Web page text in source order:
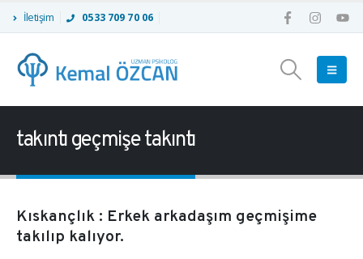
İletişim 0533 709 70 06
takıntı geçmişe takıntı
Kıskançlık : Erkek arkadaşım geçmişime
takılıp kalıyor.